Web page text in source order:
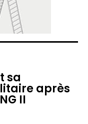
sa
après
II